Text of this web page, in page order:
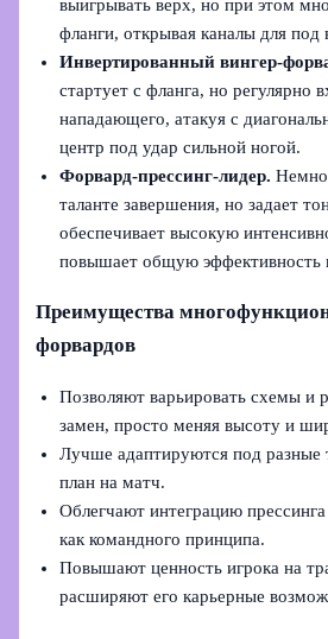
выигрывать верх, но при этом
фланги, открывая каналы для
Инвертированный
стартует с фланга, но регулярно
нападающего, атакуя с
центр под удар сильной ногой.
Форвард‑прессинг‑лидер.
таланте завершения, но задает
обеспечивает высокую
повышает общую эффективность
Преимущества
форвардов
Позволяют варьировать схемы и
замен, просто меняя высоту и
Лучше адаптируются под разные
план на матч.
Облегчают интеграцию прессинга
как командного принципа.
Повышают ценность игрока на
расширяют его карьерные